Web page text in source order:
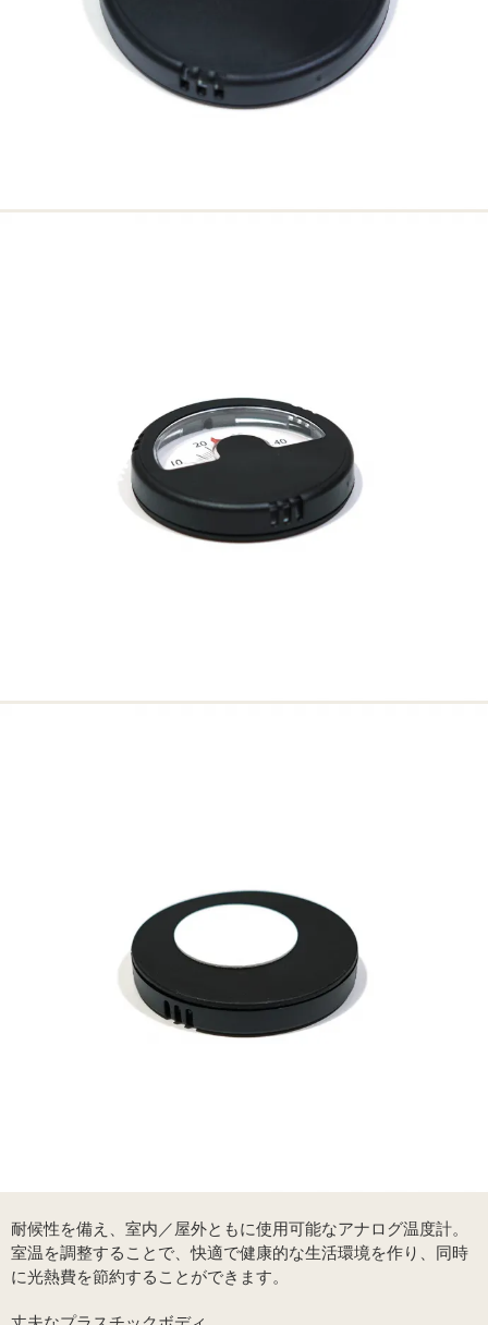
耐候性を備え、室内／屋外ともに使用可能なアナログ温度計。
室温を調整することで、快適で健康的な生活環境を作り、同時
に光熱費を節約することができます。